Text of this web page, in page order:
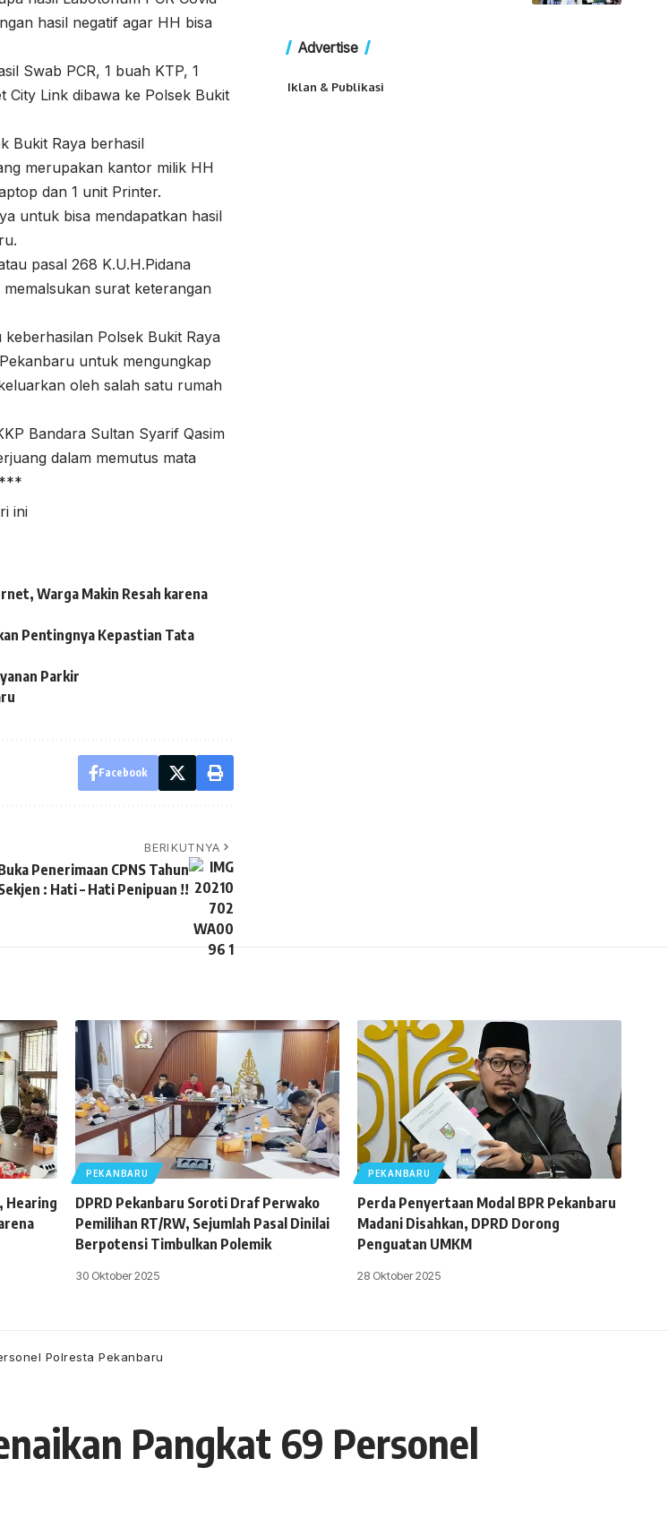
hasil negatif agar HH bisa
Swab PCR, 1 buah KTP, 1
City Link dibawa ke Polsek Bukit
Bukit Raya berhasil
merupakan kantor milik HH
dan 1 unit Printer.
untuk bisa mendapatkan hasil
pasal 268 K.U.H.Pidana
surat keterangan
Polsek Bukit Raya
untuk mengungkap
oleh salah satu rumah
Bandara Sultan Syarif Qasim
dalam memutus mata
***
ini
Warga Makin Resah karena
Pentingnya Kepastian Tata
Parkir
Facebook
BERIKUTNYA
Penerimaan CPNS Tahun
: Hati – Hati Penipuan !!
Advertise
Iklan & Publikasi
Hearing
PEKANBARU
DPRD Pekanbaru Soroti Draf Perwako
Pemilihan RT/RW, Sejumlah Pasal Dinilai
Berpotensi Timbulkan Polemik
30 Oktober 2025
PEKANBARU
Perda Penyertaan Modal BPR Pekanbaru
Madani Disahkan, DPRD Dorong
Penguatan UMKM
28 Oktober 2025
Polresta Pekanbaru
Pangkat 69 Personel